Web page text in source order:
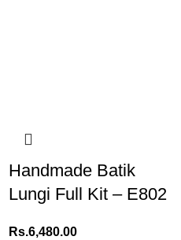
Handmade Batik
Lungi Full Kit – E802
Rs.6,480.00